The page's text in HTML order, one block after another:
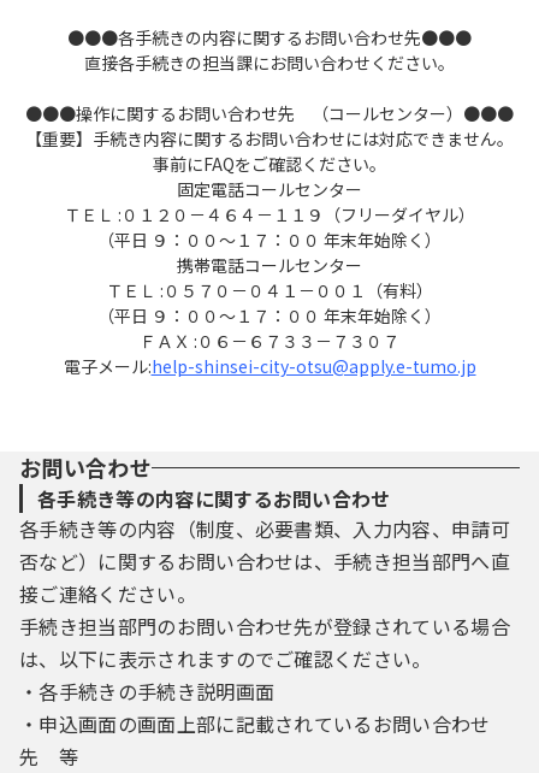
ん。また、個人情報保護関連法令に基づき厳
正に管理するものとします。なお、利用者が
本サービスを利用して大津市へ送信された個
人情報は、保有する必要がなくなった場合に
は速やかに廃棄または消去します。
４ ログインＩＤ、パスワードの管理
本サービス利用にあたって、利用者が本サ
ービスに登録したメールアドレス（以下、「I
D」という）、｢パスワード｣は利用者のデータ
保護に不可欠なものです。利用者は次の点に
注意し、利用者本人の責任において厳重に管
ように管理してください。
（２）パスワードの第三者への漏えい防止に
努めてください。
（３）他人からのＩＤ、パスワードの照会に
は応じないでください。なお、大津市からは
これらの照会は一切行いません。
（４）住所、氏名、メールアドレス等に変更
があった場合は、変更手続きを行ってくださ
い。
（５）ＩＤ、パスワードを紛失した場合は、
速やかに大津市に連絡し、その指示に従って
●●●各手続きの内容に関するお問い合わせ先●●●
直接各手続きの担当課にお問い合わせください。
●●●操作に関するお問い合わせ先 （コールセンター）●●●
【重要】手続き内容に関するお問い合わせには対応できません。
事前にFAQをご確認ください。
固定電話コールセンター
ＴＥＬ :０１２０－４６４－１１９（フリーダイヤル）
（平日 ９：００～１７：００ 年末年始除く）
携帯電話コールセンター
ＴＥＬ :０５７０－０４１－００１（有料）
（平日 ９：００～１７：００ 年末年始除く）
ＦＡＸ :０６－６７３３－７３０７
電子メール:help-shinsei-city-otsu@apply.e-tumo.jp
お問い合わせ
各手続き等の内容に関するお問い合わせ
各手続き等の内容（制度、必要書類、入力内容、申請可
否など）に関するお問い合わせは、手続き担当部門へ直
接ご連絡ください。
手続き担当部門のお問い合わせ先が登録されている場合
は、以下に表示されますのでご確認ください。
・各手続きの手続き説明画面
・申込画面の画面上部に記載されているお問い合わせ
先 等